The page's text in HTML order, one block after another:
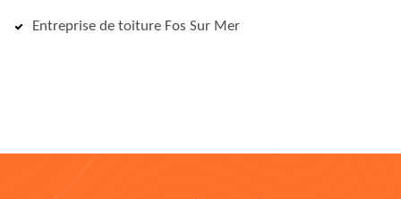
Entreprise de toiture Fos Sur Mer